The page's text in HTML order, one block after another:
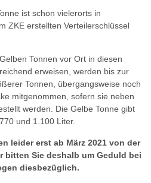
ist schon vielerorts in
ZKE erstellten Verteilerschlüssel
Tonnen vor Ort in diesen
erweisen, werden bis zur
Tonnen, übergangsweise noch
mitgenommen, sofern sie neben
werden. Die Gelbe Tonne gibt
und 1.100 Liter.
leider erst ab März 2021 von der
bitten Sie deshalb um Geduld bei
diesbezüglich.